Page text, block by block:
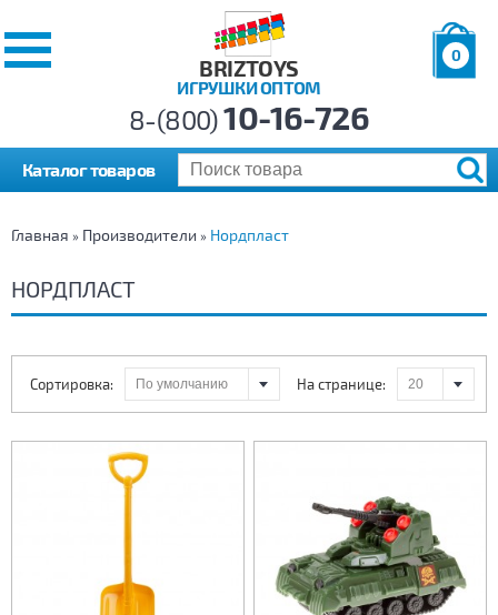
BRIZTOYS
ИГРУШКИ ОПТОМ
0
р.
8-(800)10-16-726
Каталог товаров
Главная » Производители » Нордпласт
НОРДПЛАСТ
На странице:
Сортировка: